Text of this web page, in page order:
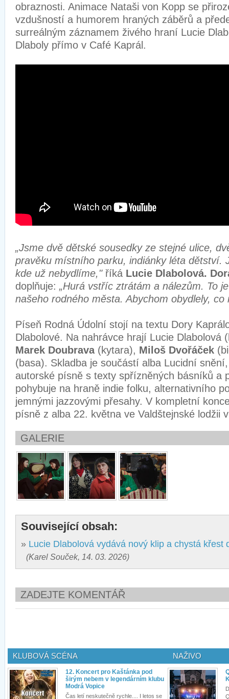
obraznosti. Animace Nataši von Kopp se
vzdušností a humorem hraných záběrů a
surreálným záznamem živého hraní Lucie
Dlaboly přímo v Café Kaprál.
„Jsme dvě dětské sousedky ze stejné ulice,
pravěku místního parku, indiánky léta dětství.
kde už nebydlíme," říká Lucie Dlabolová.
doplňuje: „Hurá vstříc ztrátám a nálezům. To
našeho rodného města. Abychom obydlely,
Píseň Rodná Údolní stojí na textu Dory
Dlabolové. Na nahrávce hrají Lucie Dlabolová
Marek Doubrava(kytara), Miloš Dvořáček
(basa). Skladba je součástí alba Lucidní
autorské písně s texty spřízněných básníků a
pohybuje na hraně indie folku, alternativního
jemnými jazzovými přesahy. V kompletní
písně z alba 22. května ve Valdštejnské lodžii
GALERIE
Související obsah:
» Lucie Dlabolová vydává nový klip a chystá křest
(Karel Souček, 14. 03. 2026)
ZADEJTE KOMENTÁŘ
KLUBOVÁ SCÉNA
12. Koncert pro Kaštánka pod
širým nebem v legendárním klubu
Modrá Vopice
Čas letí neskutečně rychle.... I letos se
NAŽIVO